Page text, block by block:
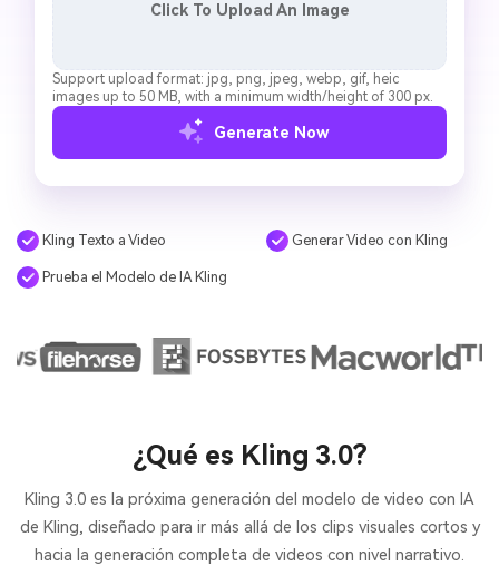
Click To Upload An Image
Support upload format: jpg, png, jpeg, webp, gif, heic
images up to 50 MB, with a minimum width/height of 300 px.
Generate Now
Kling Texto a Video Generar Video con Kling
Prueba el Modelo de IA Kling
¿Qué es Kling 3.0?
Kling 3.0 es la próxima generación del modelo de video con IA
de Kling, diseñado para ir más allá de los clips visuales cortos y
hacia la generación completa de videos con nivel narrativo.